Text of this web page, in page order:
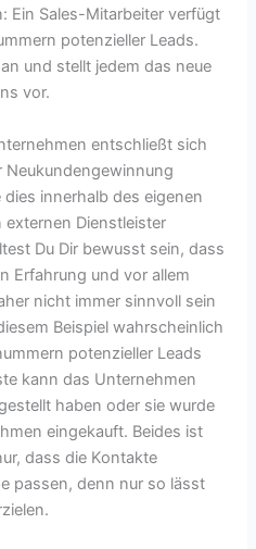
Ein Sales-Mitarbeiter verfügt
potenzieller Leads.
und stellt jedem das neue
vor.
entschließt sich
Neukundengewinnung
innerhalb des eigenen
externen Dienstleister
Du Dir bewusst sein, dass
Erfahrung und vor allem
nicht immer sinnvoll sein
Beispiel wahrscheinlich
potenzieller Leads
kann das Unternehmen
haben oder sie wurde
eingekauft. Beides ist
dass die Kontakte
passen, denn nur so lässt